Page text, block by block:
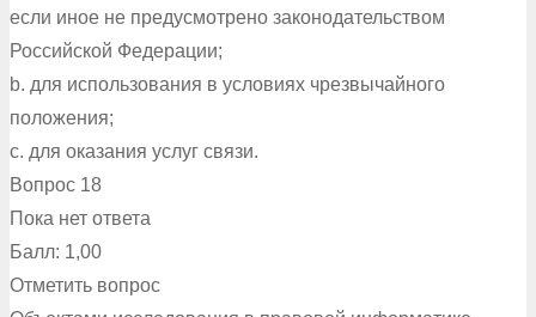
если иное не предусмотрено законодательством
Российской Федерации;
b. для использования в условиях чрезвычайного
положения;
c. для оказания услуг связи.
Вопрос 18
Пока нет ответа
Балл: 1,00
Отметить вопрос